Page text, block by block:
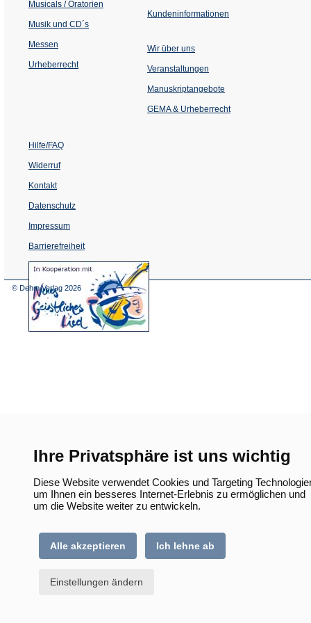
Ihre Privatsphäre ist uns wichtig
Diese Website verwendet Cookies und Targeting
um Ihnen ein besseres Internet-Erlebnis zu ermöglichen und
um die Website weiter zu entwickeln.
Alle akzeptieren Ich lehne ab
Einstellungen ändern
Musicals / Oratorien
Musik und CD´s
Messen
Urheberrecht
Kundeninformationen
Wir über uns
Veranstaltungen
einem
Tab)
Manuskriptangebote
GEMA & Urheberrecht
Hilfe/FAQ
Widerruf
Kontakt
Datenschutz
Impressum
Barrierefreiheit
(Öffnet
in
© Dehm Verlag 2026